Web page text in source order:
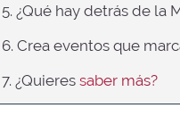
5. ¿Qué hay detrás de la
6. Crea eventos que
7. ¿Quieres saber más?